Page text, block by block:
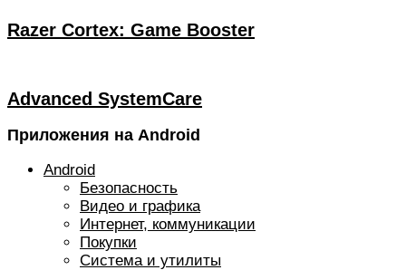
Razer Cortex: Game Booster
Advanced SystemCare
Приложения на Android
Android
Безопасность
Видео и графика
Интернет, коммуникации
Покупки
Система и утилиты